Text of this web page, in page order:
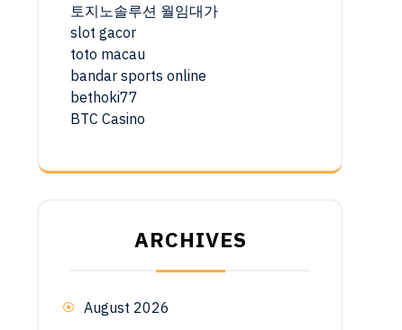
토지노솔루션 월임대가
slot gacor
toto macau
bandar sports online
bethoki77
BTC Casino
ARCHIVES
August 2026